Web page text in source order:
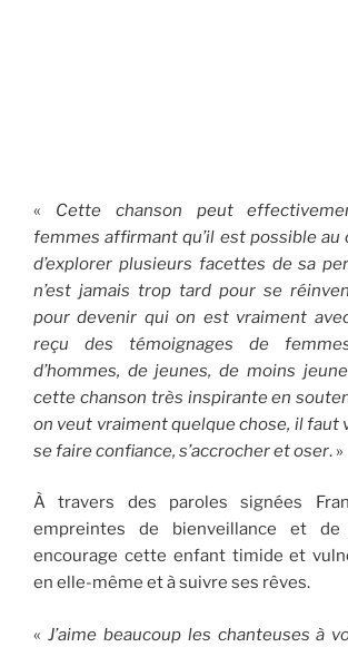
« Cette chanson peut
femmes affirmant qu’il est possible au
d’explorer plusieurs facettes de sa
n’est jamais trop tard pour se
pour devenir qui on est vraiment
reçu des témoignages de
d’hommes, de jeunes, de moins
cette chanson très inspirante en
on veut vraiment quelque chose, il faut
se faire confiance, s’accrocher et oser. »
À travers des paroles signées
empreintes de bienveillance et de
encourage cette enfant timide et
en elle-même et à suivre ses rêves.
« J’aime beaucoup les chanteuses à